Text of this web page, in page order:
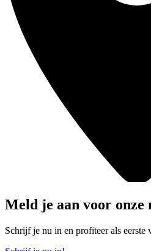
Meld je aan voor onze
Schrijf je nu in en profiteer als eerste